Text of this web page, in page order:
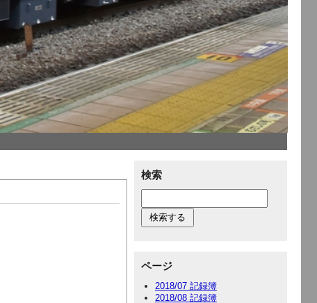
検索
ページ
2018/07 記録簿
2018/08 記録簿